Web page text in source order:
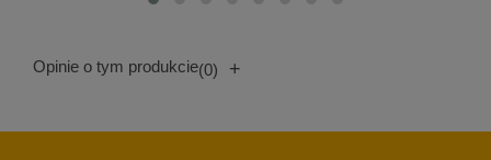
Opinie o tym produkcie(0) +